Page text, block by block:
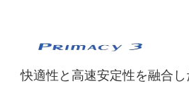
快適性と高速安定性を融合